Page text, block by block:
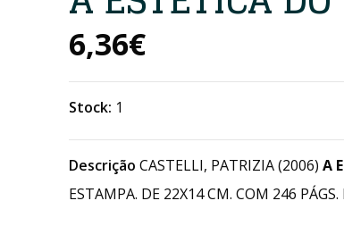
6,36€
Stock: 1
Descrição CASTELLI, PATRIZIA (2006) A
ESTAMPA. DE 22X14 CM. COM 246 PÁGS.